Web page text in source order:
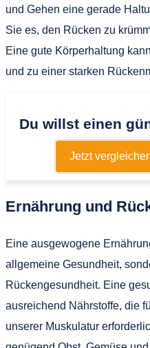
und Gehen eine gerade
Sie es, den Rücken zu
Eine gute Körperhaltung
und zu einer starken
Du willst einen
Jetzt
Ernährung und
Eine ausgewogene
allgemeine Gesundheit,
Rückengesundheit. Eine
ausreichend Nährstoffe, die
unserer Muskulatur